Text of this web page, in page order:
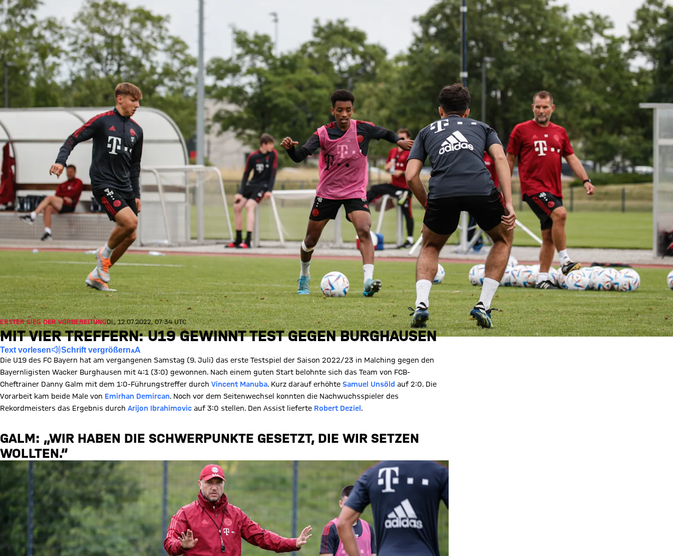
ERSTER SIEG DER VORBEREITUNGDi., 12.07.2022, 07:34 UTC
MIT VIER TREFFERN: U19 GEWINNT TEST GEGEN BURGHAUSEN
Text vorlesen Schrift vergrößern
Die U19 des FC Bayern hat am vergangenen Samstag (9. Juli) das erste Testspiel der Saison 2022/23 in Malching gegen den
Bayernligisten Wacker Burghausen mit 4:1 (3:0) gewonnen. Nach einem guten Start belohnte sich das Team von FCB-
Cheftrainer Danny Galm mit dem 1:0-Führungstreffer durch Vincent Manuba. Kurz darauf erhöhte Samuel Unsöld auf 2:0. Die
Vorarbeit kam beide Male von Emirhan Demircan. Noch vor dem Seitenwechsel konnten die Nachwuchsspieler des
Rekordmeisters das Ergebnis durch Arijon Ibrahimovic auf 3:0 stellen. Den Assist lieferte Robert Deziel .
GALM: „WIR HABEN DIE SCHWERPUNKTE GESETZT, DIE WIR SETZEN
WOLLTEN.“